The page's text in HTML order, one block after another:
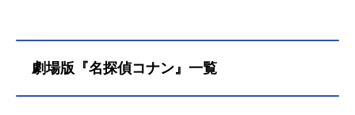
劇場版『名探偵コナン』一覧